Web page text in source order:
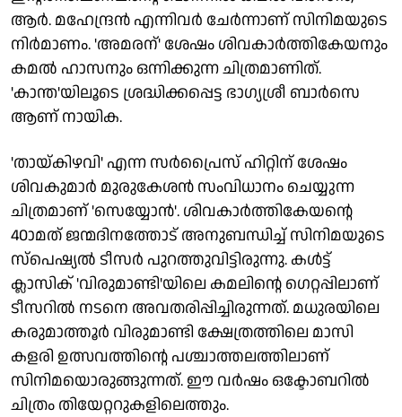
ആർ. മഹേന്ദ്രൻ എന്നിവർ ചേർന്നാണ് സിനിമയുടെ
നിർമാണം. 'അമരന്' ശേഷം ശിവകാർത്തികേയനും
കമൽ ഹാസനും ഒന്നിക്കുന്ന ചിത്രമാണിത്.
'കാന്ത'യിലൂടെ ശ്രദ്ധിക്കപ്പെട്ട ഭാഗ്യശ്രീ ബാർസെ
ആണ് നായിക.
'തായ്‌കിഴവി' എന്ന സർപ്രൈസ് ഹിറ്റിന് ശേഷം
ശിവകുമാർ മുരുകേശൻ സംവിധാനം ചെയ്യുന്ന
ചിത്രമാണ് 'സെയ്യോൻ'. ശിവകാർത്തികേയന്റെ
40ാമത് ജന്മദിനത്തോട് അനുബന്ധിച്ച് സിനിമയുടെ
സ്പെഷ്യൽ ടീസർ പുറത്തുവിട്ടിരുന്നു. കൾട്ട്
ക്ലാസിക് 'വിരുമാണ്ടി'യിലെ കമലിന്റെ ഗെറ്റപ്പിലാണ്
ടീസറിൽ നടനെ അവതരിപ്പിച്ചിരുന്നത്. മധുരയിലെ
കരുമാത്തൂർ വിരുമാണ്ടി ക്ഷേത്രത്തിലെ മാസി
കളരി ഉത്സവത്തിന്റെ പശ്ചാത്തലത്തിലാണ്
സിനിമയൊരുങ്ങുന്നത്. ഈ വര്‍ഷം ഒക്ടോബറിൽ
ചിത്രം തിയേറ്ററുകളിലെത്തും.